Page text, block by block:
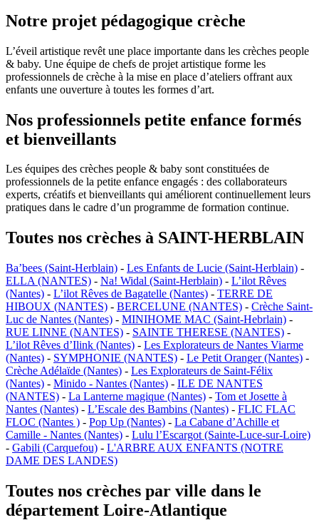
Notre projet pédagogique crèche
L’éveil artistique revêt une place importante dans les crèches people
& baby. Une équipe de chefs de projet artistique forme les
professionnels de crèche à la mise en place d’ateliers offrant aux
enfants une ouverture à toutes les formes d’art.
Nos professionnels petite enfance formés
et bienveillants
Les équipes des crèches people & baby sont constituées de
professionnels de la petite enfance engagés : des collaborateurs
experts, créatifs et bienveillants qui améliorent continuellement leurs
pratiques dans le cadre d’un programme de formation continue.
Toutes nos crèches à SAINT-HERBLAIN
Ba’bees (Saint-Herblain) - Les Enfants de Lucie (Saint-Herblain) -
ELLA (NANTES) - Na! Widal (Saint-Herblain) - L’ilot Rêves
(Nantes) - L’ilot Rêves de Bagatelle (Nantes) - TERRE DE
HIBOUX (NANTES) - BERCELUNE (NANTES) - Crèche Saint-
Luc de Nantes (Nantes) - MINIHOME MAC (Saint-Hebrlain) -
RUE LINNE (NANTES) - SAINTE THERESE (NANTES) -
L’ilot Rêves d’Ilink (Nantes) - Les Explorateurs de Nantes Viarme
(Nantes) - SYMPHONIE (NANTES) - Le Petit Oranger (Nantes) -
Crèche Adélaïde (Nantes) - Les Explorateurs de Saint-Félix
(Nantes) - Minido - Nantes (Nantes) - ILE DE NANTES
(NANTES) - La Lanterne magique (Nantes) - Tom et Josette à
Nantes (Nantes) - L’Escale des Bambins (Nantes) - FLIC FLAC
FLOC (Nantes ) - Pop Up (Nantes) - La Cabane d’Achille et
Camille - Nantes (Nantes) - Lulu l’Escargot (Sainte-Luce-sur-Loire)
- Gabili (Carquefou) - L'ARBRE AUX ENFANTS (NOTRE
DAME DES LANDES)
Toutes nos crèches par ville dans le
département Loire-Atlantique